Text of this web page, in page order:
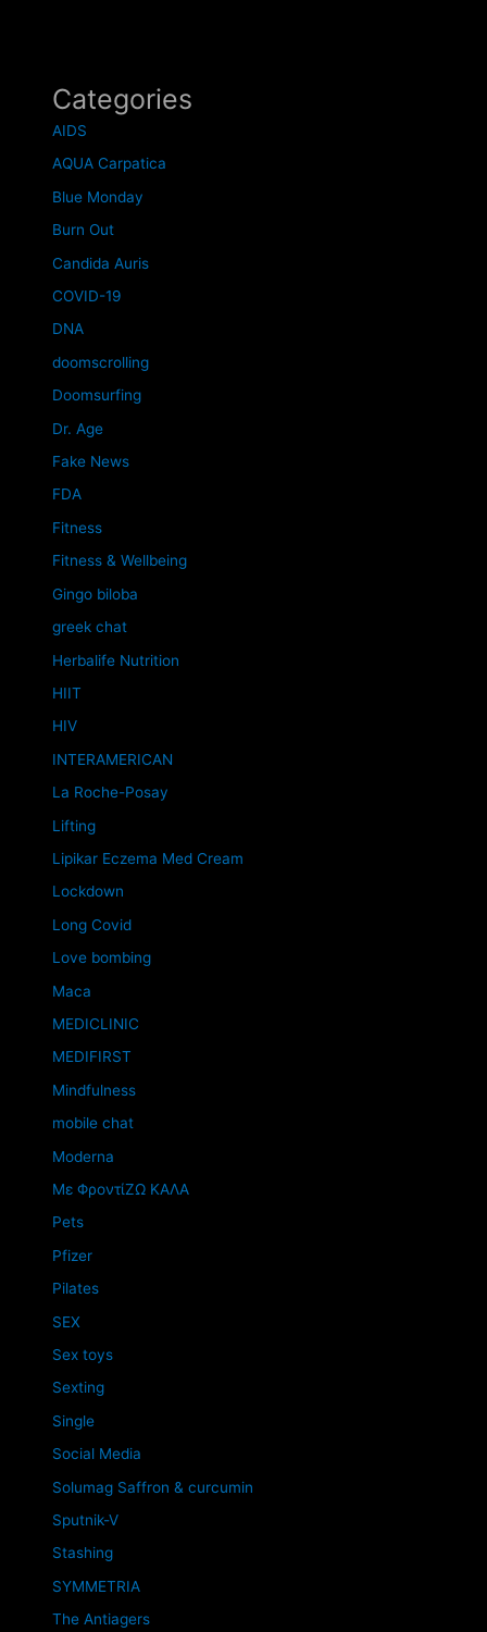
Categories
AIDS
AQUA Carpatica
Blue Monday
Burn Out
Candida Auris
COVID-19
DNA
doomscrolling
Doomsurfing
Dr. Age
Fake News
FDA
Fitness
Fitness & Wellbeing
Gingo biloba
greek chat
Herbalife Nutrition
HIIT
HIV
INTERAMERICAN
La Roche-Posay
Lifting
Lipikar Eczema Med Cream
Lockdown
Long Covid
Love bombing
Maca
MEDICLINIC
MEDIFIRST
Mindfulness
mobile chat
Moderna
Mε ΦροντίΖΩ ΚΑΛΑ
Pets
Pfizer
Pilates
SEX
Sex toys
Sexting
Single
Social Media
Solumag Saffron & curcumin
Sputnik-V
Stashing
SYMMETRIA
The Antiagers